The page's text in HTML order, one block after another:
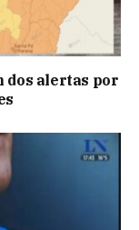
dos alertas por